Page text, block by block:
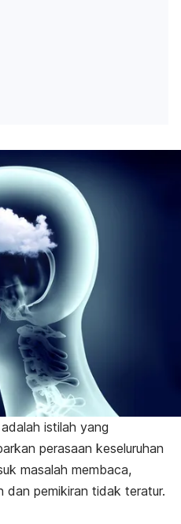
istilah yang
perasaan keseluruhan
masalah membaca,
dan pemikiran tidak teratur.